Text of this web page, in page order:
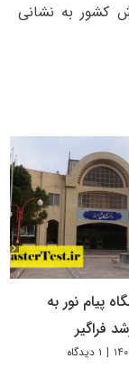
کشور به نشانی
پیام نور به
فراگیر
| ۱ دیدگاه